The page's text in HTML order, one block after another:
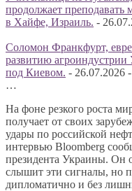
продолжает преподавать
в Хайфе, Израиль. -
Соломон Франкфурт,
развитию
под Киевом. - 26.07.2026 -
…
На фоне резкого роста
получает от своих
удары по российской
интервью Bloomberg
президента Украины. Он
слышит эти сигналы, но
дипломатично и без